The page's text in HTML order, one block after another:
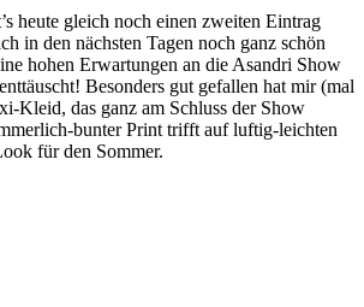
heute gleich noch einen zweiten Eintrag
in den nächsten Tagen noch ganz schön
hohen Erwartungen an die Asandri Show
Besonders gut gefallen hat mir (mal
Kleid, das ganz am Schluss der Show
bunter Print trifft auf luftig-leichten
für den Sommer.